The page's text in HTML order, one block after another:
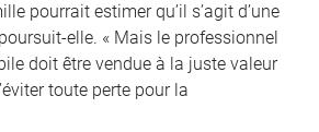
pourrait estimer qu’il s’agit d’une
elle. « Mais le professionnel
doit être vendue à la juste valeur
toute perte pour la